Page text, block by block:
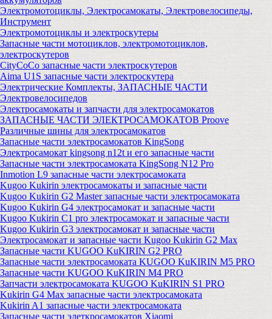
Электромотоциклы, Электросамокаты, Электровелосипеды,
Инструмент
Электромотоциклы и электроскутеры
Запасные части мотоциклов, электромотоциклов,
электроскутеров
CityCoCo запасные части электроскутеров
Aima U1S запасные части электроскутера
Электрические Комплекты, ЗАПАСНЫЕ ЧАСТИ
Электровелосипедов
Электросамокаты и запчасти для электросамокатов
ЗАПАСНЫЕ ЧАСТИ ЭЛЕКТРОСАМОКАТОВ Proove
Различные шины для электросамокатов
Запасные части электросамокатов KingSong
Электросамокат kingsong n12t и его запасные части
Запасные части электросамоката KingSong N12 Pro
Inmotion L9 запасные части электросамоката
Kugoo Kukirin электросамокаты и запасные части
Kugoo Kukirin G2 Master запасные части электросамоката
Kugoo Kukirin G4 электросамокат и запасные части
Kugoo Kukirin C1 pro электросамокат и запасные части
Kugoo Kukirin G3 электросамокат и запасные части
Электросамокат и запасные части Kugoo Kukirin G2 Max
Запасные части KUGOO KuKIRIN G2 PRO
Запасные части электросамоката KUGOO KuKIRIN M5 PRO
Запасные части KUGOO KuKIRIN M4 PRO
Запчасти электросамоката KUGOO KuKIRIN S1 PRO
Kukirin G4 Max запасные части электросамоката
Kukirin A1 запасные части электросамоката
Запасные части элеткросамокатов Xiaomi